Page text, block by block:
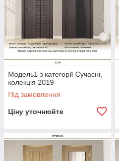
Модель1 з категорії Сучасні,
колекція 2019
Під замовлення
Ціну уточнюйте